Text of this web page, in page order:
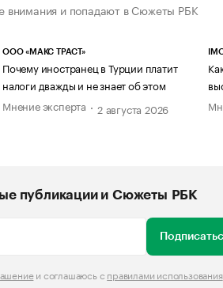
внимания и попадают в Сюжеты РБК
ООО «МАКС ТРАСТ»
Почему иностранец в Турции платит
налоги дважды и не знает об этом
Мнение эксперта
2 августа 2026
публикации и Сюжеты РБК
и соглашаюсь с правилами использования